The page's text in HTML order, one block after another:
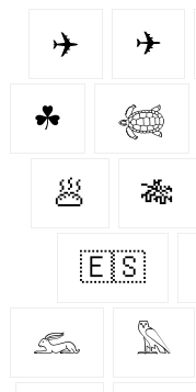
✈️ ✈
☘ 𓆉
🥟 🎋
🇪🇸
𓃹 𓅓